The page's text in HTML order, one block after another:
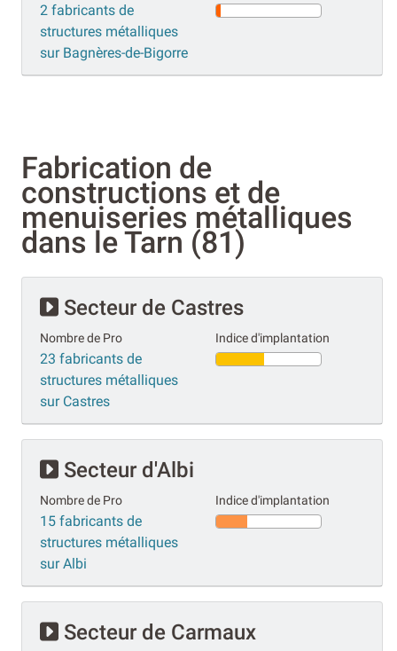
2 fabricants de
structures métalliques
sur Bagnères-de-Bigorre
Fabrication de
constructions et de
menuiseries métalliques
dans le Tarn (81)
Secteur de Castres
Nombre de Pro
23 fabricants de
structures métalliques
sur Castres
Indice d'implantation
Secteur d'Albi
Nombre de Pro
15 fabricants de
structures métalliques
sur Albi
Indice d'implantation
Secteur de Carmaux